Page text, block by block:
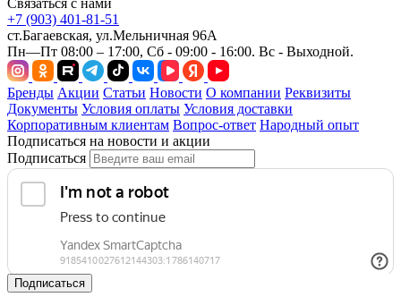
Связаться с нами
+7 (903) 401-81-51
ст.Багаевская, ул.Мельничная 96А
Пн—Пт 08:00 – 17:00, Сб - 09:00 - 16:00. Вс - Выходной.
Бренды Акции Статьи Новости О компании Реквизиты
Документы Условия оплаты Условия доставки
Корпоративным клиентам Вопрос-ответ Народный опыт
Подписаться на новости и акции
Подписаться
Подписаться